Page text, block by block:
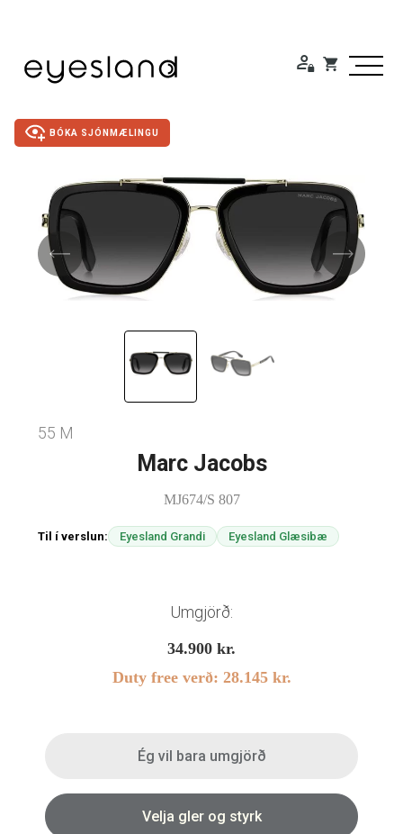
Duty Free
Gleraugu
Útivistargleraugu
Skjá- lesgleraugu
Linsubúðin
Hálfsmánaðarlinsur
Mánaðarlinsur
Augndropar/gervitár
BÓKA SJÓNMÆLINGU
55 M
Marc Jacobs
MJ674/S 807
Til í verslun: Eyesland Grandi Eyesland Glæsibæ
Umgjörð:
34.900 kr.
Duty free verð: 28.145 kr.
Ég vil bara umgjörð
Velja gler og styrk